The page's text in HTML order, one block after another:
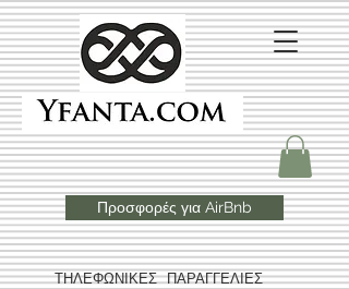
ΤΗΛΕΦΩΝΙΚΕΣ ΠΑΡΑΓΓΕΛΙΕΣ
Προσφορές για AirBnb